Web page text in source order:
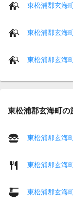
東松浦郡玄海
東松浦郡玄海
東松浦郡玄海
東松浦郡玄海町の
東松浦郡玄海
東松浦郡玄海
東松浦郡玄海